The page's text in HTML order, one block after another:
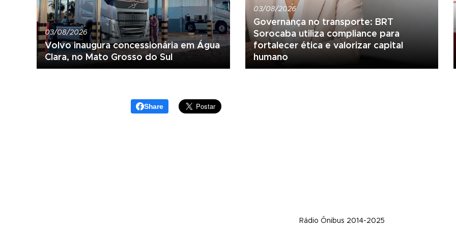
03/08/2026
Volvo inaugura concessionária em Água
Clara, no Mato Grosso do Sul
03/08/2026
Governança no transporte: BRT
Sorocaba utiliza compliance para
fortalecer ética e valorizar capital
humano
Share
Rádio Ônibus 2014-2025